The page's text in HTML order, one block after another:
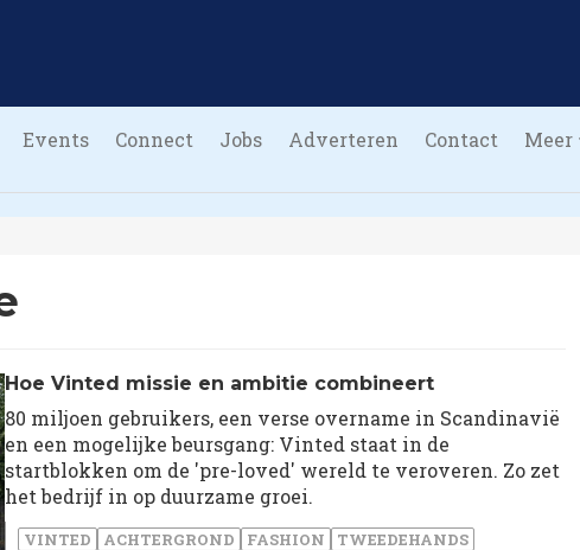
Events Connect Jobs Adverteren Contact Meer
Hoe Vinted missie en ambitie combineert
80 miljoen gebruikers, een verse overname in Scandinavië
en een mogelijke beursgang: Vinted staat in de
startblokken om de 'pre-loved' wereld te veroveren. Zo zet
het bedrijf in op duurzame groei.
VINTED ACHTERGROND FASHION
TWEEDEHANDS